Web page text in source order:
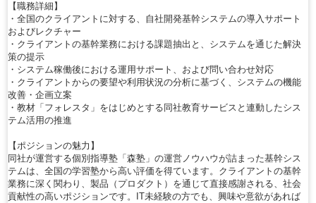
【職務詳細】
・全国のクライアントに対する、自社開発基幹システムの導入サポート
およびレクチャー
・クライアントの基幹業務における課題抽出と、システムを通じた解決
策の提示
・システム稼働後における運用サポート、および問い合わせ対応
・クライアントからの要望や利用状況の分析に基づく、システムの機能
改善・企画立案
・教材「フォレスタ」をはじめとする同社教育サービスと連動したシス
テム活用の推進
【ポジションの魅力】
同社が運営する個別指導塾「森塾」の運営ノウハウが詰まった基幹シス
テムは、全国の学習塾から高い評価を得ています。クライアントの基幹
業務に深く関わり、製品（プロダクト）を通じて直接感謝される、社会
貢献性の高いポジションです。IT未経験の方でも、興味や意欲があれば